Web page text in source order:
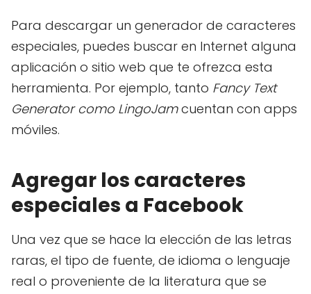
Para descargar un generador de caracteres
especiales, puedes buscar en Internet alguna
aplicación o sitio web que te ofrezca esta
herramienta. Por ejemplo, tanto Fancy Text
Generator como LingoJamcuentan con apps
móviles.
Agregar los caracteres
especiales a Facebook
Una vez que se hace la elección de las letras
raras, el tipo de fuente, de idioma o lenguaje
real o proveniente de la literatura que se